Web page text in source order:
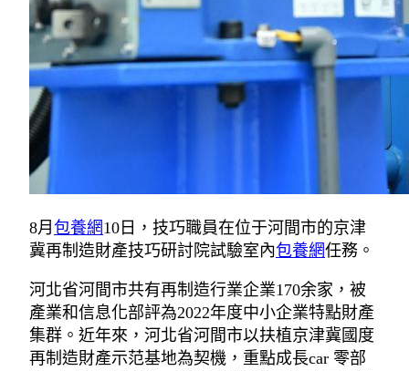
8月 包養網10日，技巧職員在位于河間市的京津
冀再制造財產技巧研討院試驗室內包養網任務。
河北省河間市共有再制造行業企業170余家，被
產業和信息化部評為2022年度中小企業特點財產
集群。近年來，河北省河間市以扶植京津冀國度
再制造財產示范基地為契機，重點成長car 零部